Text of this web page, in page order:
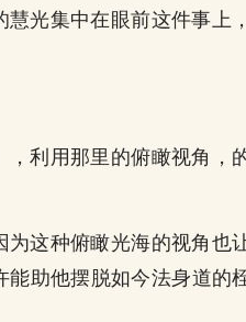
光集中在眼前这件事上
利用那里的俯瞰视角，
这种俯瞰光海的视角也
助他摆脱如今法身道的